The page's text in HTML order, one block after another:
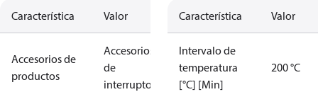
Característica Valor
Accesorios de
productos
Accesorios
de
interruptores
Característica Valor
Intervalo de
temperatura
[°C] [Min]
200 °C